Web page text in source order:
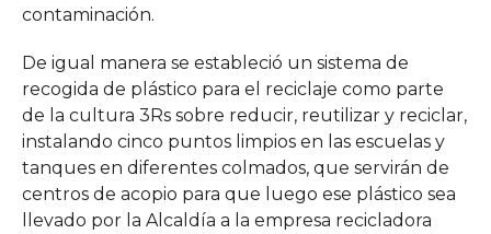
contaminación.
De igual manera se estableció un sistema de
recogida de plástico para el reciclaje como parte
de la cultura 3Rs sobre reducir, reutilizar y reciclar,
instalando cinco puntos limpios en las escuelas y
tanques en diferentes colmados, que servirán de
centros de acopio para que luego ese plástico sea
llevado por la Alcaldía a la empresa recicladora